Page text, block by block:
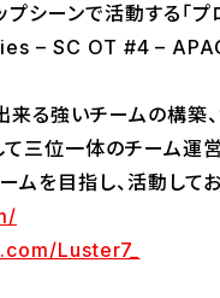
シーンで活動する「
SC OT #4 – APAC
る強いチームの構築
三位一体のチーム運
を目指し、活動してお
Luster7_